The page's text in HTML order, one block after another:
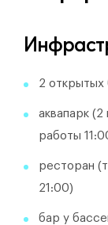
2 открытых
аквапарк
работы
ресторан
21:00)
бар у